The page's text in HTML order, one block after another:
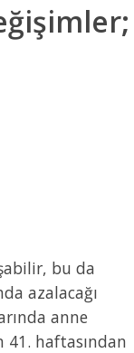
bu da
azalacağı
anne
41. haftasından